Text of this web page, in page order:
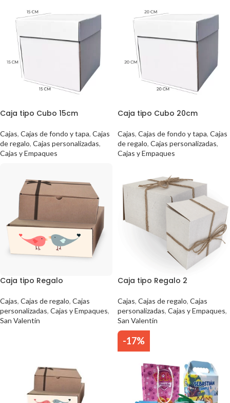
Caja tipo Cubo 15cm
Cajas, Cajas de fondo y tapa, Cajas
de regalo, Cajas personalizadas,
Cajas y Empaques
Caja tipo Cubo 20cm
Cajas, Cajas de fondo y tapa, Cajas
de regalo, Cajas personalizadas,
Cajas y Empaques
Caja tipo Regalo
Cajas, Cajas de regalo, Cajas
personalizadas, Cajas y Empaques,
San Valentín
Caja tipo Regalo 2
Cajas, Cajas de regalo, Cajas
personalizadas, Cajas y Empaques,
San Valentín
-17%